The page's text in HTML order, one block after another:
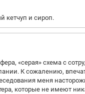
кетчуп и сироп.
«серая» схема с
К сожалению,
меня
которые не имеют